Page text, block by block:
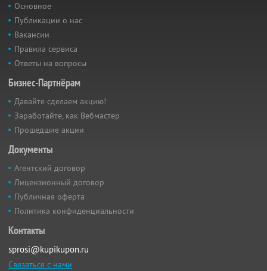
Основное
Публикации о нас
Вакансии
Правила сервиса
Ответы на вопросы
Бизнес-Партнёрам
Давайте сделаем акцию!
Заработайте, как Вебмастер
Прошедшие акции
Документы
Агентский договор
Лицензионный договор
Публичная оферта
Политика конфиденциальности
Контакты
sprosi@kupikupon.ru
Связаться с нами